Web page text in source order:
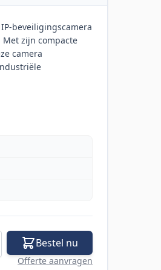
beveiligingscamera
zijn compacte
camera
Bestel nu
Offerte aanvragen